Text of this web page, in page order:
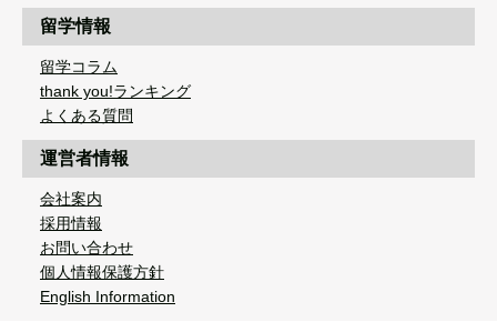
留学情報
留学コラム
thank you!ランキング
よくある質問
運営者情報
会社案内
採用情報
お問い合わせ
個人情報保護方針
English Information